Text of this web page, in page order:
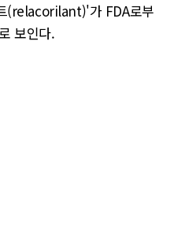
(relacorilant)'가 FDA로부
보인다.